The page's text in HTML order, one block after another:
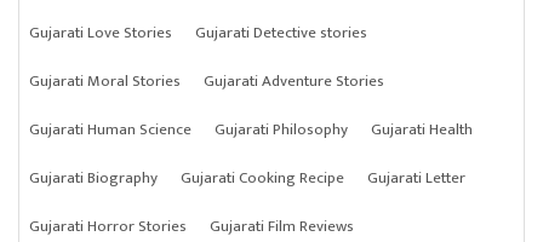
Gujarati Love Stories
Gujarati Detective stories
Gujarati Moral Stories
Gujarati Adventure Stories
Gujarati Human Science
Gujarati Philosophy
Gujarati Health
Gujarati Biography
Gujarati Cooking Recipe
Gujarati Letter
Gujarati Horror Stories
Gujarati Film Reviews